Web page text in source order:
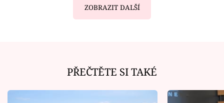
ZOBRAZIT DALŠÍ
PŘEČTĚTE SI TAKÉ